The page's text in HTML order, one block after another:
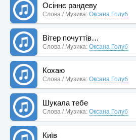
Осіннє рандеву
Слова / Музика: Оксана Голуб
Вітер почуттів…
Слова / Музика: Оксана Голуб
Кохаю
Слова / Музика: Оксана Голуб
Шукала тебе
Слова / Музика: Оксана Голуб
Київ